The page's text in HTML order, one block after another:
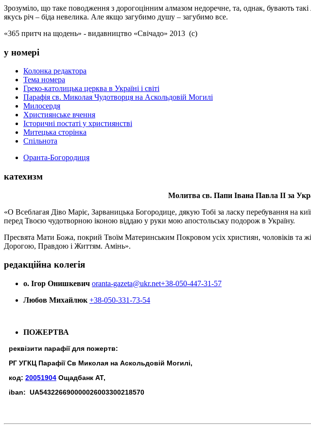
Зрозуміло, що таке поводження з дорогоцінним алмазом недоречне, та, однак, бувають
якусь річ – біда невелика. Але якщо загубимо душу – загубимо все.
«365 притч на щодень» - видавництво «Свічадо» 2013 (с)
у номері
Колонка редактора
Тема номера
Греко-католицька церква в Україні і світі
Парафія св. Миколая Чудотворця на Аскольдовій Могилі
Милосердя
Християнське вчення
Історичні постаті у християнстві
Митецька сторінка
Спільнота
Оранта-Богородиця
катехизм
Молитва св. Папи Івана Павла ІІ за
«О Всеблагая Діво Маріє, Зарваницька Богородице, дякую Тобі за ласку перебування на
перед Твоєю чудотворною іконою віддаю у руки мою апостольську подорож в Україну.
Пресвята Мати Божа, покрий Твоїм Материнським Покровом усіх християн, чоловіків та
Дорогою, Правдою і Життям. Амінь».
редакційна колегія
о. Ігор Онишкевич oranta-gazeta@ukr.net+38-050-447-31-57
Любов Михайлюк +38-050-331-73-54
ПОЖЕРТВА
реквізити парафії для пожертв:
РГ УГКЦ Парафії Св Миколая на Аскольдовій Могилі,
код: 20051904 Ощадбанк АТ,
iban: UA543226690000026003300218570